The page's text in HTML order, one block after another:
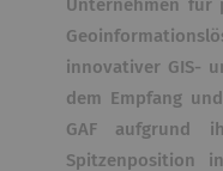
Unternehmen für
innovativer GIS-
dem Empfang
GAF aufgrund
Spitzenposition